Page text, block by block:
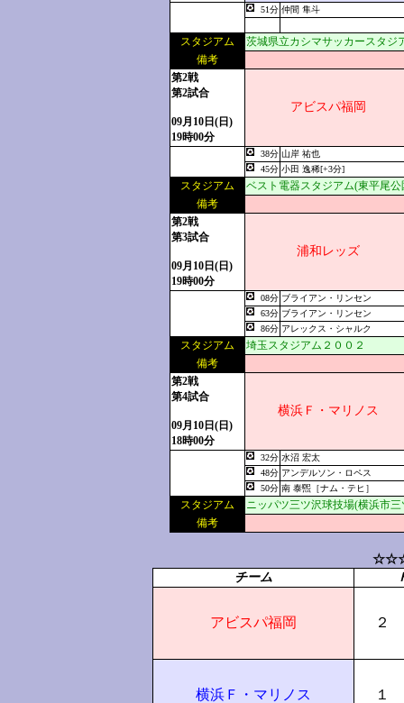
51分 仲間 隼斗
スタジアム
茨城県立カシマサッカースタジ
備考
第2戦
第2試合
09月10日(日)
19時00分
アビスパ福岡
38分 山岸 祐也
45分 小田 逸稀[+3分]
スタジアム
ベスト電器スタジアム(東平尾
備考
第2戦
第3試合
09月10日(日)
19時00分
浦和レッズ
08分 ブライアン・リンセン
63分 ブライアン・リンセン
86分 アレックス・シャルク
スタジアム
埼玉スタジアム２００２
備考
第2戦
第4試合
09月10日(日)
18時00分
横浜Ｆ・マリノス
32分 水沼 宏太
48分 アンデルソン・ロペス
50分 南 泰煕［ナム・テヒ］
スタジアム
ニッパツ三ツ沢球技場(横浜市
備考
チーム
アビスパ福岡 ２
横浜Ｆ・マリノス １